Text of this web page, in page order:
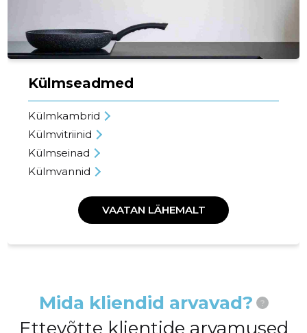
Külmseadmed
Külmkambrid
Külmvitriinid
Külmseinad
Külmvannid
VAATAN LÄHEMALT
Mida kliendid arvavad? ?
Ettevõtte klientide arvamused